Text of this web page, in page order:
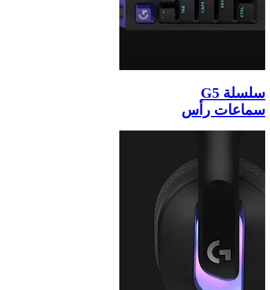
سلسلة G5
سماعات رأس